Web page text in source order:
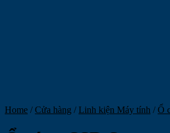
Home / Cửa hàng / Linh kiện Máy tính / Ổ